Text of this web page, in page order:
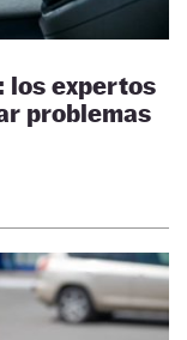
los expertos
problemas